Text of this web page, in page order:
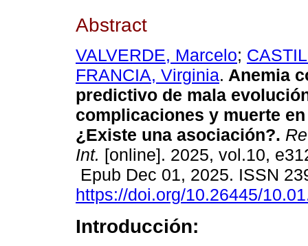
Abstract
VALVERDE, Marcelo;
FRANCIA, Virginia. Anemia
predictivo de mala
complicaciones y muerte
¿Existe una asociación?.
Int. [online]. 2025, vol.10,
Epub Dec 01, 2025. ISSN
https://doi.org/10.26445/
Introducción: